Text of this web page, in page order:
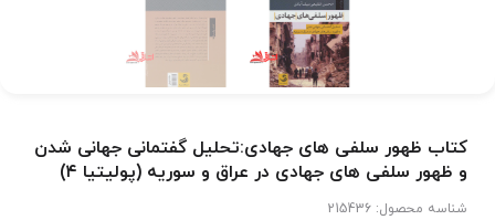
کتاب ظهور سلفی های جهادی:تحلیل گفتمانی جهانی شدن
و ظهور سلفی های جهادی در عراق و سوریه (پولیتیا ۴)
شناسه محصول: 215436